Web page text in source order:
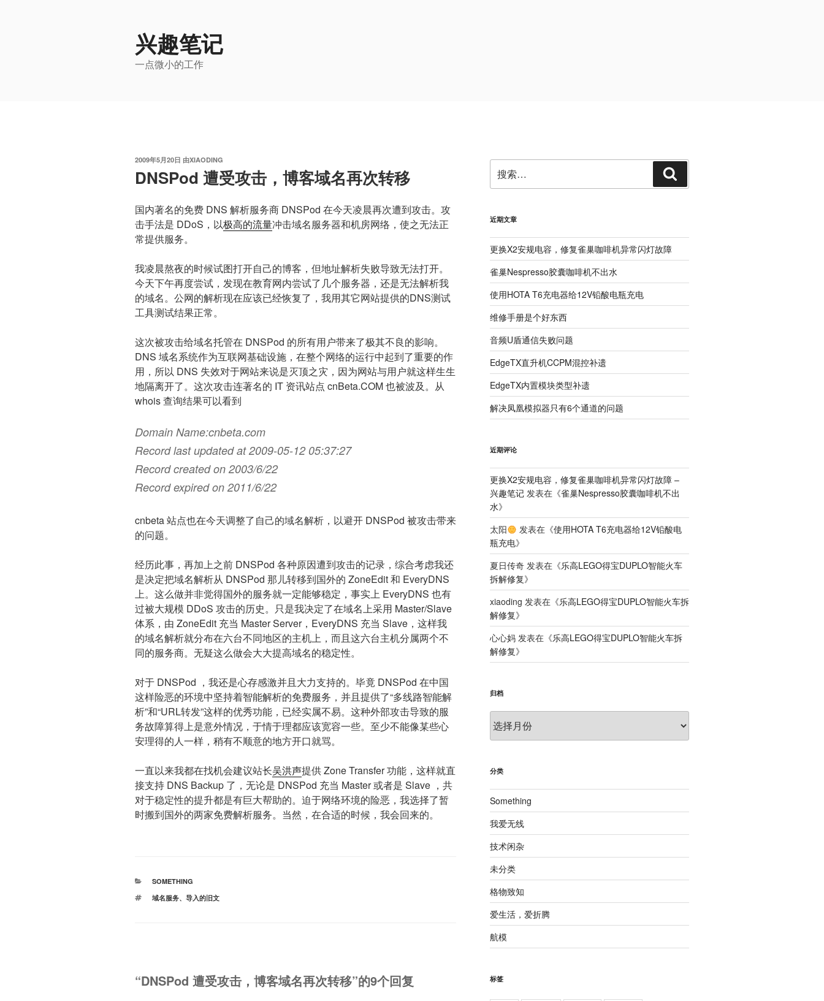
兴趣笔记
一点微小的工作
发
2009年5月20日 由XIAODING
DNSPod 遭受攻击，博客域名再次转移
国内著名的免费 DNS 解析服务商 DNSPod 在今天凌晨再次遭到攻击。攻
击手法是 DDoS，以极高的流量冲击域名服务器和机房网络，使之无法正
常提供服务。
我凌晨熬夜的时候试图打开自己的博客，但地址解析失败导致无法打开。
今天下午再度尝试，发现在教育网内尝试了几个服务器，还是无法解析我
的域名。公网的解析现在应该已经恢复了，我用其它网站提供的DNS测试
工具测试结果正常。
这次被攻击给域名托管在 DNSPod 的所有用户带来了极其不良的影响。
DNS 域名系统作为互联网基础设施，在整个网络的运行中起到了重要的作
用，所以 DNS 失效对于网站来说是灭顶之灾，因为网站与用户就这样生生
地隔离开了。这次攻击连著名的 IT 资讯站点 cnBeta.COM 也被波及。从
whois 查询结果可以看到
Domain Name:cnbeta.com
Record last updated at 2009-05-12 05:37:27
Record created on 2003/6/22
Record expired on 2011/6/22
cnbeta 站点也在今天调整了自己的域名解析，以避开 DNSPod 被攻击带来
的问题。
经历此事，再加上之前 DNSPod 各种原因遭到攻击的记录，综合考虑我还
是决定把域名解析从 DNSPod 那儿转移到国外的 ZoneEdit 和 EveryDNS
上。这么做并非觉得国外的服务就一定能够稳定，事实上 EveryDNS 也有
过被大规模 DDoS 攻击的历史。只是我决定了在域名上采用 Master/Slave
体系，由 ZoneEdit 充当 Master Server，EveryDNS 充当 Slave，这样我
的域名解析就分布在六台不同地区的主机上，而且这六台主机分属两个不
同的服务商。无疑这么做会大大提高域名的稳定性。
对于 DNSPod ，我还是心存感激并且大力支持的。毕竟 DNSPod 在中国
这样险恶的环境中坚持着智能解析的免费服务，并且提供了“多线路智能解
析”和“URL转发”这样的优秀功能，已经实属不易。这种外部攻击导致的服
务故障算得上是意外情况，于情于理都应该宽容一些。至少不能像某些心
安理得的人一样，稍有不顺意的地方开口就骂。
一直以来我都在找机会建议站长吴洪声提供 Zone Transfer 功能，这样就直
接支持 DNS Backup 了，无论是 DNSPod 充当 Master 或者是 Slave ，共
对于稳定性的提升都是有巨大帮助的。迫于网络环境的险恶，我选择了暂
时搬到国外的两家免费解析服务。当然，在合适的时候，我会回来的。
分
SOMETHING
标
域名服务、 导入的旧文
“DNSPod 遭受攻击，博客域名再次转移”的9个回复
索：
索
近期文章
更换X2安规电容，修复雀巢咖啡机异常闪灯故障
雀巢Nespresso胶囊咖啡机不出水
使用HOTA T6充电器给12V铅酸电瓶充电
维修手册是个好东西
音频U盾通信失败问题
EdgeTX直升机CCPM混控补遗
EdgeTX内置模块类型补遗
解决凤凰模拟器只有6个通道的问题
近期评论
更换X2安规电容，修复雀巢咖啡机异常闪灯故障 –
兴趣笔记发表在《雀巢Nespresso胶囊咖啡机不出
水》
太阳
发表在《使用HOTA T6充电器给12V铅酸电
瓶充电》
夏日传奇发表在《乐高LEGO得宝DUPLO智能火车
拆解修复》
xiaoding 发表在《乐高LEGO得宝DUPLO智能火车拆
解修复》
心心妈发表在《乐高LEGO得宝DUPLO智能火车拆
解修复》
归档
档
分类
Something
我爱无线
技术闲杂
未分类
格物致知
爱生活，爱折腾
航模
标签